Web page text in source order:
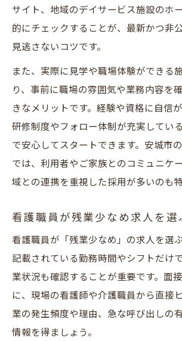
サイト、地域のデイサービス施設のホ
的にチェックすることが、最新かつ非
見逃さないコツです。
また、実際に見学や職場体験ができる
り、事前に職場の雰囲気や業務内容を
きなメリットです。経験や資格に自信
研修制度やフォロー体制が充実してい
で安心してスタートできます。安城市
では、利用者やご家族とのコミュニケ
域との連携を重視した採用が多いのも特
看護職員が残業少なめ求人を選
看護職員が「残業少なめ」の求人を選
記載されている勤務時間やシフトだけ
業状況も確認することが重要です。面
に、現場の看護師や介護職員から直接
業の発生頻度や理由、急な呼び出しの
情報を得ましょう。